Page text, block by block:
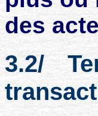
des
3.2/